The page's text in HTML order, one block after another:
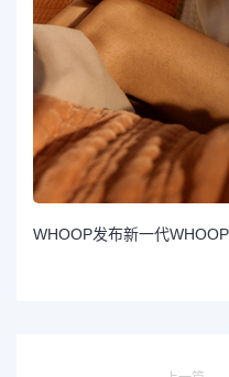
WHOOP发布新一代